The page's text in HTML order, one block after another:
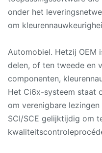
onder het
om
Automobiel. Hetzij OEM
delen, of ten tweede en
componenten,
Het Ci6x-systeem staat
om verenigbare
SCI/SCE gelijktijdig om